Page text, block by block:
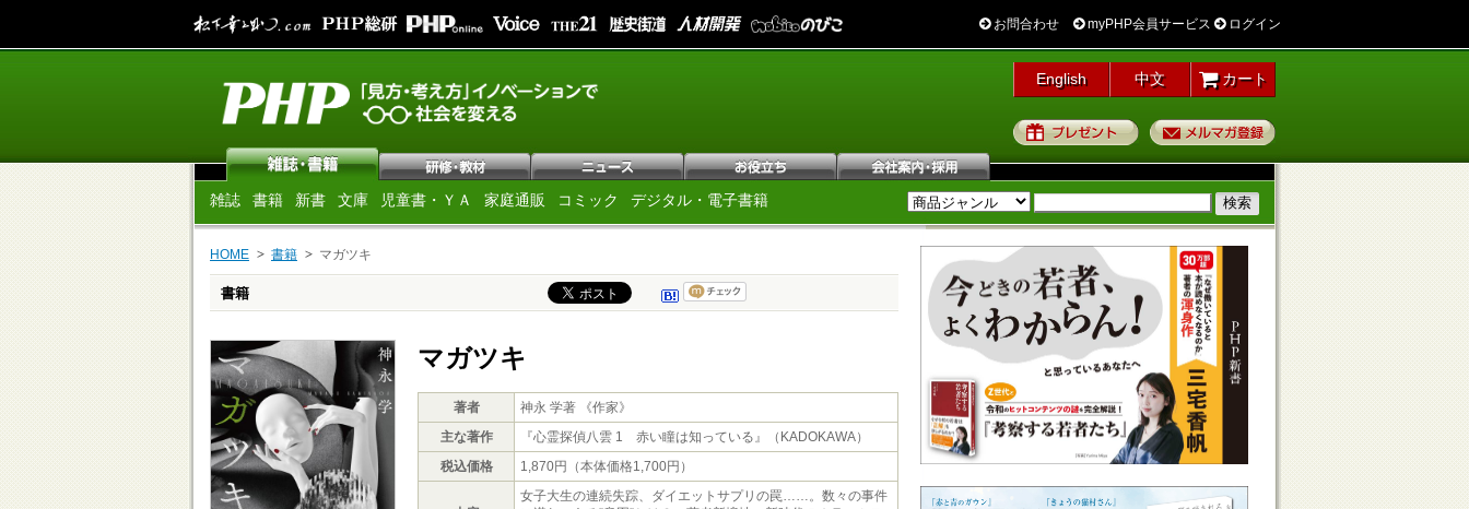
お問合わせ myPHP会員サービス ログイン
English 中文 カート
プレゼント
雑誌 書籍 新書 文庫 児童書・ＹＡ 家庭通販 コミック デジタル・電子書籍
HOME 書籍 マガツキ
書籍
マガツキ
著者
神永 学著 《作家》
主な著作
『心霊探偵八雲 1 赤い瞳は知っている』（KADOKAWA）
税込価格
1,870円（本体価格1,700円）
女子大生の連続失踪、ダイエットサプリの罠……。数々の事件